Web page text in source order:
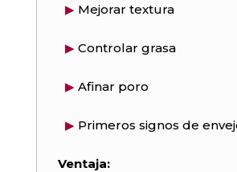
▶Mejorar textura
▶Controlar grasa
▶Afinar poro
▶Primeros signos de
Ventaja: